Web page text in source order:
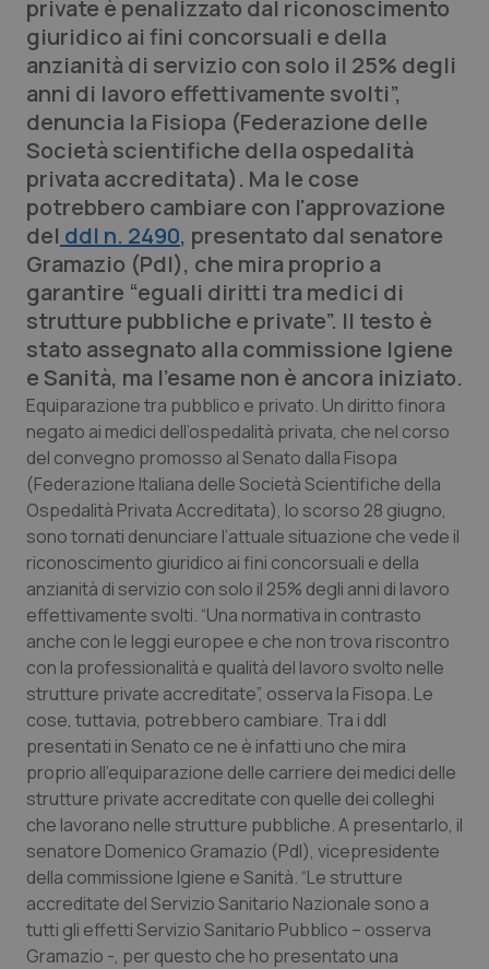
Edizioni Regionali
QS Pro
Professionisti Sanitari.AI
Abruzzo
Basilicata
Calabria
Campania
Emilia-Romagna
Friuli Venezia Giulia
Lazio
Liguria
Lombardia
Marche
Molise
Piemonte
Provincia Autonoma di Bolzano
Provincia Autonoma di Trento
QS Pro Gold
Artrite & artrosi
Asma & BPCO
Car-T
Colesterolo & coronaropatie
Dermatite Atopica
Diabete & glucometri
Disturbi dell’umore
Dolore
Donna & Salute
Epatiti
HIV
Infezioni & Febbre
Ipertensione & Scompenso
QS Club Newsletter
private è penalizzato dal riconoscimento
giuridico ai fini concorsuali e della
anzianità di servizio con solo il 25% degli
anni di lavoro effettivamente svolti”,
denuncia la Fisiopa (Federazione delle
Società scientifiche della ospedalità
privata accreditata). Ma le cose
potrebbero cambiare con l'approvazione
del ddl n. 2490, presentato dal senatore
Gramazio (Pdl), che mira proprio a
garantire “eguali diritti tra medici di
strutture pubbliche e private”. Il testo è
stato assegnato alla commissione Igiene
e Sanità, ma l’esame non è ancora iniziato.
Equiparazione tra pubblico e privato. Un diritto finora
negato ai medici dell’ospedalità privata, che nel corso
del convegno promosso al Senato dalla Fisopa
(Federazione Italiana delle Società Scientifiche della
Ospedalità Privata Accreditata), lo scorso 28 giugno,
sono tornati denunciare l’attuale situazione che vede il
riconoscimento giuridico ai fini concorsuali e della
anzianità di servizio con solo il 25% degli anni di lavoro
effettivamente svolti. “Una normativa in contrasto
anche con le leggi europee e che non trova riscontro
con la professionalità e qualità del lavoro svolto nelle
strutture private accreditate”, osserva la Fisopa. Le
cose, tuttavia, potrebbero cambiare. Tra i ddl
presentati in Senato ce ne è infatti uno che mira
proprio all’equiparazione delle carriere dei medici delle
strutture private accreditate con quelle dei colleghi
che lavorano nelle strutture pubbliche. A presentarlo, il
senatore Domenico Gramazio (Pdl), vicepresidente
della commissione Igiene e Sanità. “Le strutture
accreditate del Servizio Sanitario Nazionale sono a
tutti gli effetti Servizio Sanitario Pubblico – osserva
Gramazio -, per questo che ho presentato una